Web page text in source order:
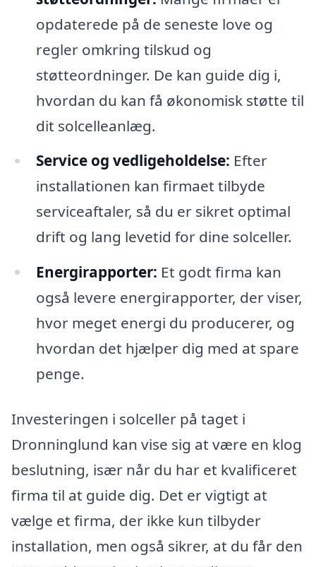
opdaterede på de seneste love og
regler omkring tilskud og
støtteordninger. De kan guide dig i,
hvordan du kan få økonomisk støtte til
dit solcelleanlæg.
Service og vedligeholdelse: Efter
installationen kan firmaet tilbyde
serviceaftaler, så du er sikret optimal
drift og lang levetid for dine solceller.
Energirapporter: Et godt firma kan
også levere energirapporter, der viser,
hvor meget energi du producerer, og
hvordan det hjælper dig med at spare
penge.
Investeringen i solceller på taget i
Dronninglund kan vise sig at være en klog
beslutning, især når du har et kvalificeret
firma til at guide dig. Det er vigtigt at
vælge et firma, der ikke kun tilbyder
installation, men også sikrer, at du får den